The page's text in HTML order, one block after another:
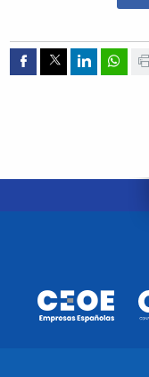
Compartir por
Compartir